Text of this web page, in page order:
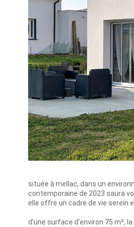
située à mellac, dans un
contemporaine de 2023 saura
elle offre un cadre de vie serein
d'une surface d'environ 75 m²,